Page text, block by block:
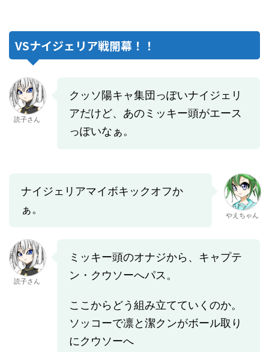
VSナイジェリア戦開幕！！
読子さん
クッソ陽キャ集団っぽいナイジェリ
アだけど、あのミッキー頭がエース
っぽいなぁ。
ナイジェリアマイボキックオフか
ぁ。
やえちゃん
読子さん
ミッキー頭のオナジから、キャプテ
ン・クウソーへパス。
ここからどう組み立てていくのか。
ソッコーで凛と潔クンがボール取り
にクウソーへ